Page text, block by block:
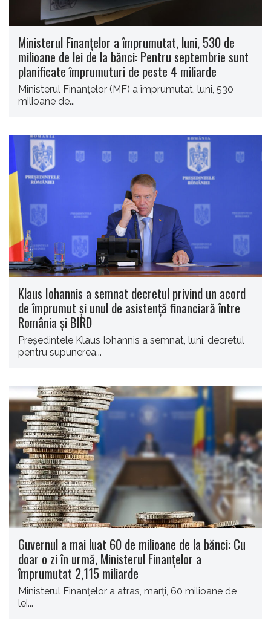
Ministerul Finanțelor a împrumutat, luni, 530 de
milioane de lei de la bănci: Pentru septembrie sunt
planificate împrumuturi de peste 4 miliarde
Ministerul Finanţelor (MF) a împrumutat, luni, 530
milioane de...
Klaus Iohannis a semnat decretul privind un acord
de împrumut şi unul de asistenţă financiară între
România şi BIRD
Preşedintele Klaus Iohannis a semnat, luni, decretul
pentru supunerea...
Guvernul a mai luat 60 de milioane de la bănci: Cu
doar o zi în urmă, Ministerul Finanțelor a
împrumutat 2,115 miliarde
Ministerul Finanţelor a atras, marţi, 60 milioane de
lei...